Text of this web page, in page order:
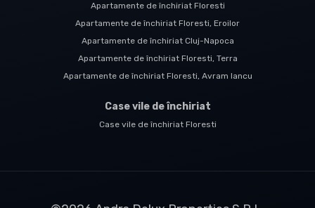
Apartamente de închiriat Floresti
Apartamente de închiriat Floresti, Eroilor
Apartamente de închiriat Cluj-Napoca
Apartamente de închiriat Floresti, Terra
Apartamente de închiriat Floresti, Avram Iancu
Case vile de închiriat
Case vile de închiriat Floresti